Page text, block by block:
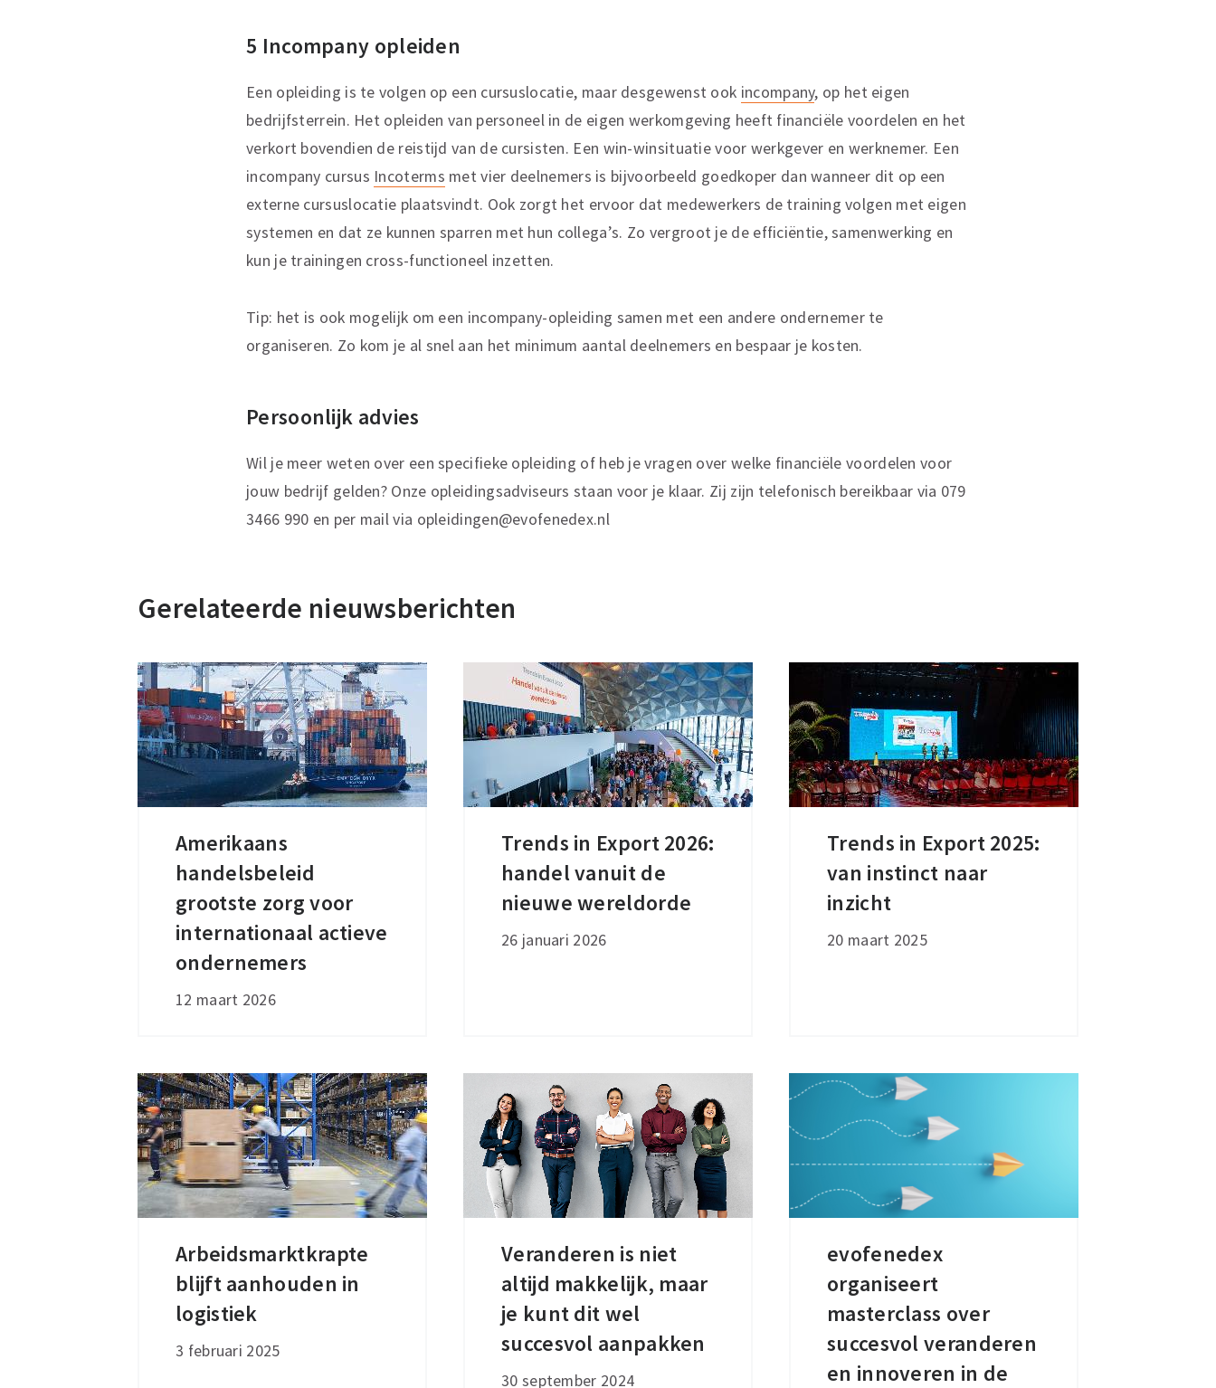
5 Incompany opleiden
Een opleiding is te volgen op een cursuslocatie, maar desgewenst ook incompany, op het eigen
bedrijfsterrein. Het opleiden van personeel in de eigen werkomgeving heeft financiële voordelen en het
verkort bovendien de reistijd van de cursisten. Een win-winsituatie voor werkgever en werknemer. Een
incompany cursus Incoterms met vier deelnemers is bijvoorbeeld goedkoper dan wanneer dit op een
externe cursuslocatie plaatsvindt. Ook zorgt het ervoor dat medewerkers de training volgen met eigen
systemen en dat ze kunnen sparren met hun collega’s. Zo vergroot je de efficiëntie, samenwerking en
kun je trainingen cross-functioneel inzetten.
Tip: het is ook mogelijk om een incompany-opleiding samen met een andere ondernemer te
organiseren. Zo kom je al snel aan het minimum aantal deelnemers en bespaar je kosten.
Persoonlijk advies
Wil je meer weten over een specifieke opleiding of heb je vragen over welke financiële voordelen voor
jouw bedrijf gelden? Onze opleidingsadviseurs staan voor je klaar. Zij zijn telefonisch bereikbaar via 079
3466 990 en per mail via opleidingen@evofenedex.nl
Gerelateerde nieuwsberichten
Amerikaans
handelsbeleid
grootste zorg voor
internationaal actieve
ondernemers
12 maart 2026
Amerikaans
handelsbeleid
grootste
zorg
voor
actieve
Trends in Export 2026:
handel vanuit de
nieuwe wereldorde
26 januari 2026
Trends
in
Export
handel
Trends in Export 2025:
van instinct naar
inzicht
20 maart 2025
Trends
in
Export
Arbeidsmarktkrapte
blijft aanhouden in
logistiek
3 februari 2025
Arbeidsmarktkrapte
blijft
aanhouden
Veranderen is niet
altijd makkelijk, maar
je kunt dit wel
succesvol aanpakken
30 september 2024
Veranderen
is
niet
altijd
evofenedex
organiseert
masterclass over
succesvol veranderen
en innoveren in de
evofenedex
organiseert
masterclass
over
succesvol